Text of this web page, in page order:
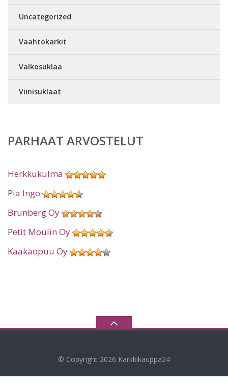
Uncategorized
Vaahtokarkit
Valkosuklaa
Viinisuklaat
PARHAAT ARVOSTELUT
Herkkukulma
Pia Ingo
Brunberg Oy
Petit Moulin Oy
Kaakaopuu Oy
© Copyright 2026 Karkkikauppa24